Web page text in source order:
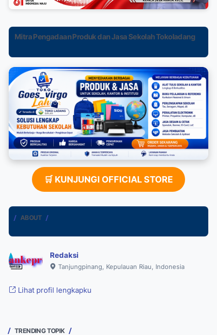
Mitra Pengadaan Produk dan Jasa Sekolah Tokoladang
🛒 KUNJUNGI OFFICIAL STORE
ABOUT
Redaksi
Tanjungpinang, Kepulauan Riau, Indonesia
Lihat profil lengkapku
TRENDING TOPIK